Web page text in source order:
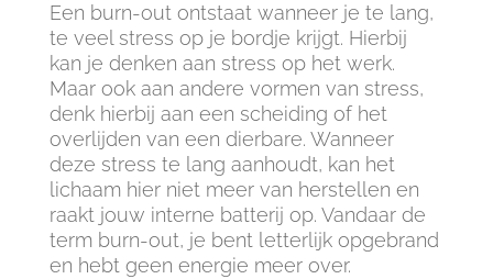
Een burn-out ontstaat wanneer je te lang,
te veel stress op je bordje krijgt. Hierbij
kan je denken aan stress op het werk.
Maar ook aan andere vormen van stress,
denk hierbij aan een scheiding of het
overlijden van een dierbare. Wanneer
deze stress te lang aanhoudt, kan het
lichaam hier niet meer van herstellen en
raakt jouw interne batterij op. Vandaar de
term burn-out, je bent letterlijk opgebrand
en hebt geen energie meer over.